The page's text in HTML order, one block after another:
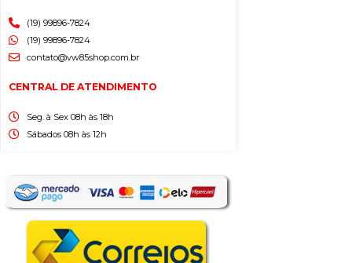
(19) 99896-7824
(19) 99896-7824
contato@vw85shop.com.br
CENTRAL DE ATENDIMENTO
Seg. à Sex 08h às 18h
Sábados 08h às 12h